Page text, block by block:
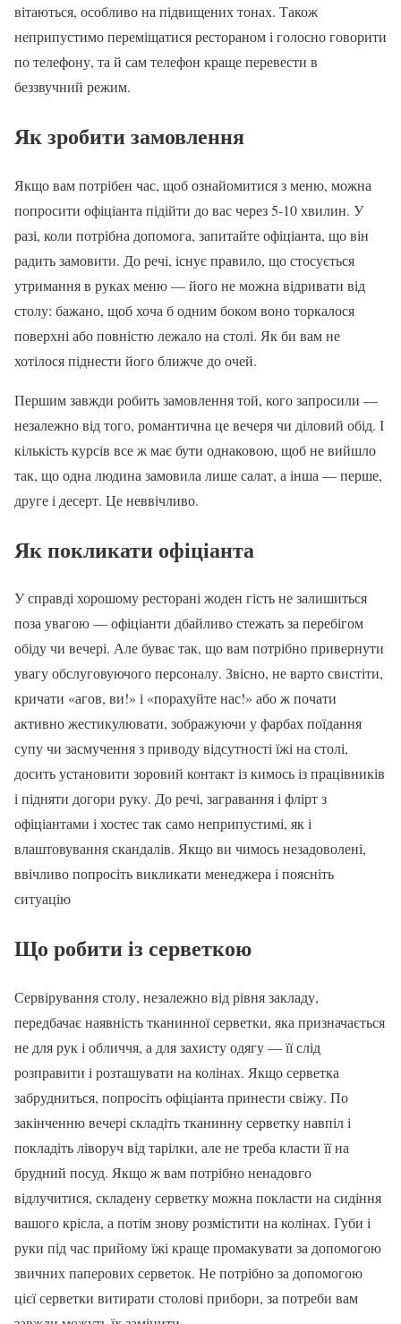
вітаються, особливо на підвищених тонах. Також
неприпустимо переміщатися рестораном і голосно говорити
по телефону, та й сам телефон краще перевести в
беззвучний режим.
Як зробити замовлення
Якщо вам потрібен час, щоб ознайомитися з меню, можна
попросити офіціанта підійти до вас через 5-10 хвилин. У
разі, коли потрібна допомога, запитайте офіціанта, що він
радить замовити. До речі, існує правило, що стосується
утримання в руках меню — його не можна відривати від
столу: бажано, щоб хоча б одним боком воно торкалося
поверхні або повністю лежало на столі. Як би вам не
хотілося піднести його ближче до очей.
Першим завжди робить замовлення той, кого запросили —
незалежно від того, романтична це вечеря чи діловий обід. І
кількість курсів все ж має бути однаковою, щоб не вийшло
так, що одна людина замовила лише салат, а інша — перше,
друге і десерт. Це неввічливо.
Як покликати офіціанта
У справді хорошому ресторані жоден гість не залишиться
поза увагою — офіціанти дбайливо стежать за перебігом
обіду чи вечері. Але буває так, що вам потрібно привернути
увагу обслуговуючого персоналу. Звісно, не варто свистіти,
кричати «агов, ви!» і «порахуйте нас!» або ж почати
активно жестикулювати, зображуючи у фарбах поїдання
супу чи засмучення з приводу відсутності їжі на столі,
досить установити зоровий контакт із кимось із працівників
і підняти догори руку. До речі, загравання і флірт з
офіціантами і хостес так само неприпустимі, як і
влаштовування скандалів. Якщо ви чимось незадоволені,
ввічливо попросіть викликати менеджера і поясніть
ситуацію
Що робити із серветкою
Сервірування столу, незалежно від рівня закладу,
передбачає наявність тканинної серветки, яка призначається
не для рук і обличчя, а для захисту одягу — її слід
розправити і розташувати на колінах. Якщо серветка
забрудниться, попросіть офіціанта принести свіжу. По
закінченню вечері складіть тканинну серветку навпіл і
покладіть ліворуч від тарілки, але не треба класти її на
брудний посуд. Якщо ж вам потрібно ненадовго
відлучитися, складену серветку можна покласти на сидіння
вашого крісла, а потім знову розмістити на колінах. Губи і
руки під час прийому їжі краще промакувати за допомогою
звичних паперових серветок. Не потрібно за допомогою
цієї серветки витирати столові прибори, за потреби вам